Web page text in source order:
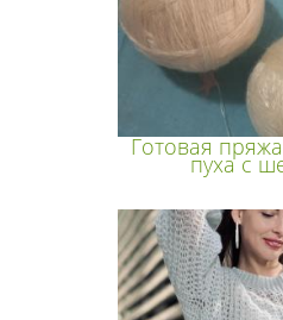
Готовая
пуха с